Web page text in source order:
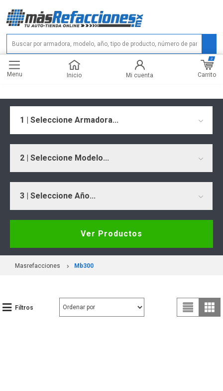
Menu Inicio Mi cuenta Carrito
0
1 | Seleccione Armadora...
2 | Seleccione Modelo...
3 | Seleccione Año...
Ver Productos
Masrefacciones Mb300
Filtros